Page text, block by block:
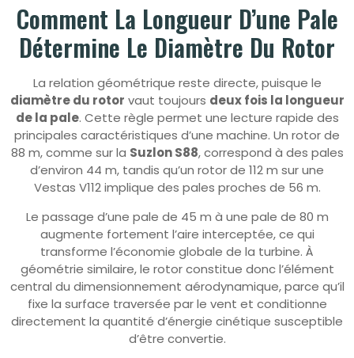
Comment La Longueur D’une Pale
Détermine Le Diamètre Du Rotor
La relation géométrique reste directe, puisque le
diamètre du rotor vaut toujours deux fois la longueur
de la pale. Cette règle permet une lecture rapide des
principales caractéristiques d’une machine. Un rotor de
88 m, comme sur la Suzlon S88, correspond à des pales
d’environ 44 m, tandis qu’un rotor de 112 m sur une
Vestas V112 implique des pales proches de 56 m.
Le passage d’une pale de 45 m à une pale de 80 m
augmente fortement l’aire interceptée, ce qui
transforme l’économie globale de la turbine. À
géométrie similaire, le rotor constitue donc l’élément
central du dimensionnement aérodynamique, parce qu’il
fixe la surface traversée par le vent et conditionne
directement la quantité d’énergie cinétique susceptible
d’être convertie.